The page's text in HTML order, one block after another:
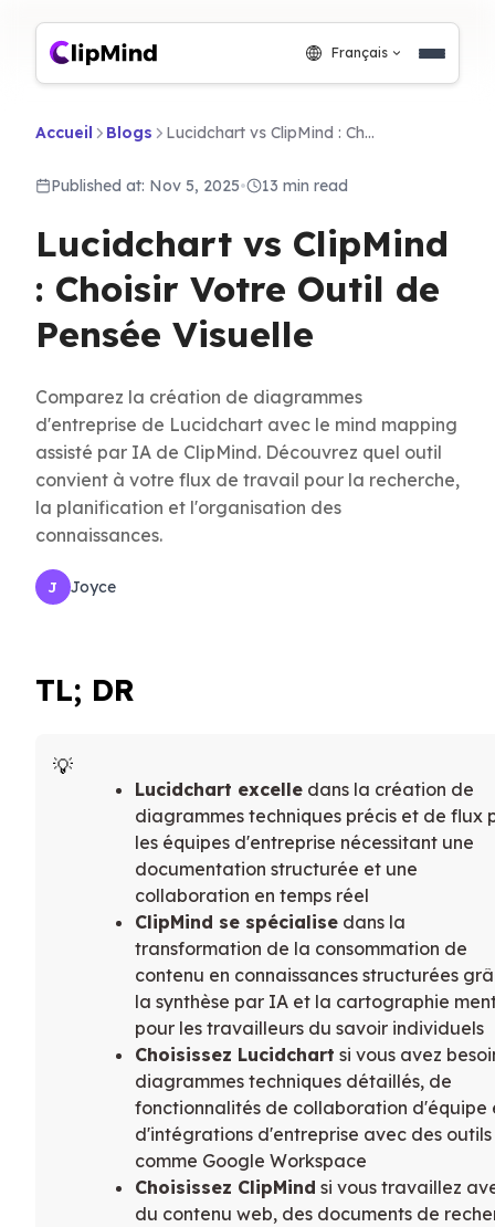
Français
Accueil Blogs Lucidchart vs ClipMind : Choisir Votre Outil de Pensée Visuelle
Published at: Nov 5, 2025• 13 min read
Lucidchart vs ClipMind
: Choisir Votre Outil de
Pensée Visuelle
Comparez la création de diagrammes
d'entreprise de Lucidchart avec le mind mapping
assisté par IA de ClipMind. Découvrez quel outil
convient à votre flux de travail pour la recherche,
la planification et l'organisation des
connaissances.
J Joyce
TL; DR
Lucidchart excelle dans la création de
diagrammes techniques précis et de flux
les équipes d'entreprise nécessitant une
documentation structurée et une
collaboration en temps réel
ClipMind se spécialise dans la
transformation de la consommation de
contenu en connaissances structurées
la synthèse par IA et la cartographie
pour les travailleurs du savoir individuels
Choisissez Lucidchart si vous avez
diagrammes techniques détaillés, de
fonctionnalités de collaboration d'équipe
d'intégrations d'entreprise avec des outils
comme Google Workspace
Choisissez ClipMind si vous travaillez
du contenu web, des documents de